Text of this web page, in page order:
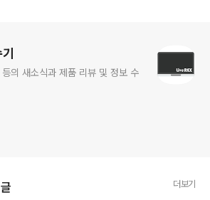
의 새소식과 제품 리뷰 및 정보 수
더보기